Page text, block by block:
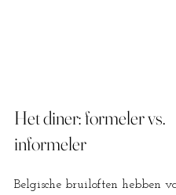
Het diner: formeler vs.
informeler
Belgische bruiloften hebben